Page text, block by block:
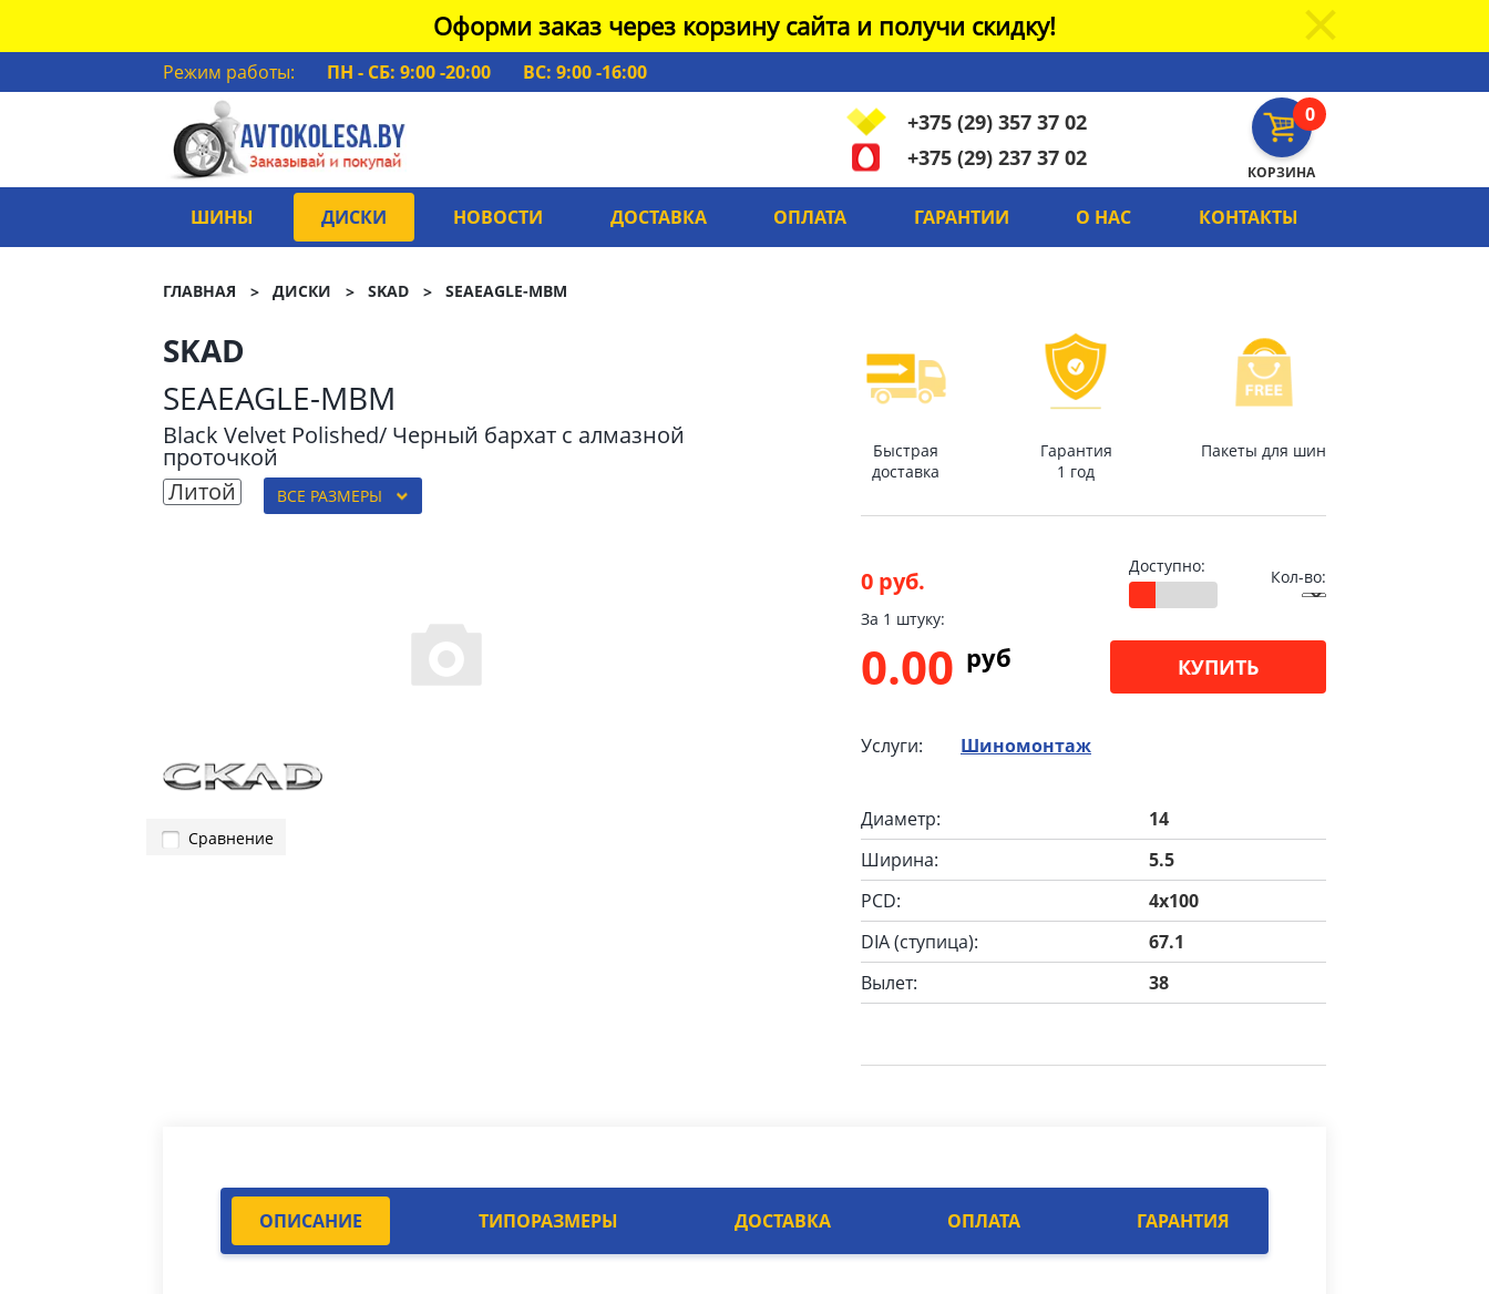
Оформи заказ через корзину сайта и получи скидку!
Режим работы: ПН - СБ: 9:00 -20:00
ВС: 9:00 -16:00
0
КОРЗИНА
+375 (29) 357 37 02
+375 (29) 237 37 02
ШИНЫ ДИСКИ НОВОСТИ ДОСТАВКА ОПЛАТА ГАРАНТИИ О НАС КОНТАКТЫ
ГЛАВНАЯ ДИСКИ SKAD SEAEAGLE-MBM
SKAD
SEAEAGLE-MBM
Black Velvet Polished/ Черный бархат с алмазной
проточкой
Литой
ВСЕ РАЗМЕРЫ
Сравнение
Быстрая
доставка
Гарантия
1 год
Пакеты для шин
0 руб.
Доступно:
Кол-во:
За 1 штуку:
0.00 pуб КУПИТЬ
Услуги: Шиномонтаж
Диаметр:
14
Ширина:
5.5
PCD:
4x100
DIA (ступица):
67.1
Вылет:
38
ОПИСАНИЕ ТИПОРАЗМЕРЫ ДОСТАВКА ОПЛАТА ГАРАНТИЯ